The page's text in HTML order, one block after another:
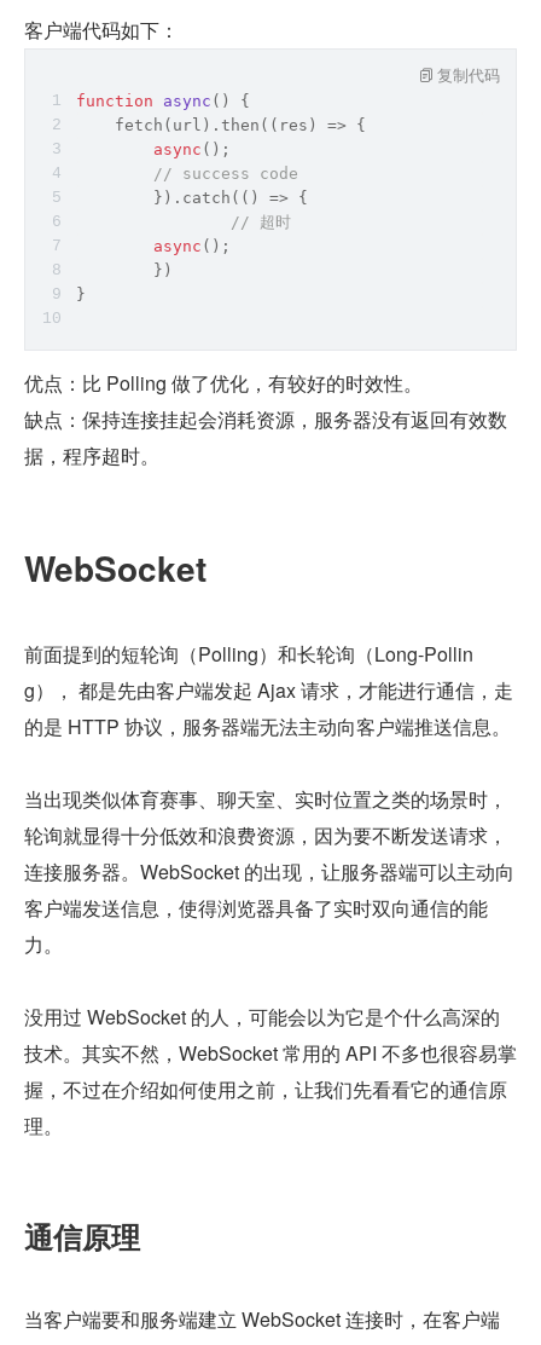
客户端代码如下：
function async ( ) {
    fetch(url).then(
( res ) => {
async ();
// success code
	}).catch(
() => {
// 超时
async ();
	})
}
复制代码
优点：比 Polling 做了优化，有较好的时效性。
缺点：保持连接挂起会消耗资源，服务器没有返回有效数
据，程序超时。
WebSocket
前面提到的短轮询（Polling）和长轮询（Long-Pollin
g）， 都是先由客户端发起 Ajax 请求，才能进行通信，走
的是 HTTP 协议，服务器端无法主动向客户端推送信息。
当出现类似体育赛事、聊天室、实时位置之类的场景时，
轮询就显得十分低效和浪费资源，因为要不断发送请求，
连接服务器。WebSocket 的出现，让服务器端可以主动向
客户端发送信息，使得浏览器具备了实时双向通信的能
力。
没用过 WebSocket 的人，可能会以为它是个什么高深的
技术。其实不然，WebSocket 常用的 API 不多也很容易掌
握，不过在介绍如何使用之前，让我们先看看它的通信原
理。
通信原理
当客户端要和服务端建立 WebSocket 连接时，在客户端